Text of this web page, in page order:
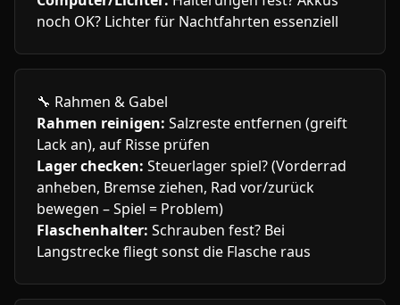
noch OK? Lichter für Nachtfahrten essenziell
🔧 Rahmen & Gabel
Rahmen reinigen: Salzreste entfernen (greift
Lack an), auf Risse prüfen
Lager checken: Steuerlager spiel? (Vorderrad
anheben, Bremse ziehen, Rad vor/zurück
bewegen – Spiel = Problem)
Flaschenhalter: Schrauben fest? Bei
Langstrecke fliegt sonst die Flasche raus